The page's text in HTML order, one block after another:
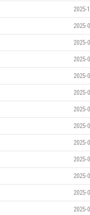
2025-
2025-
2025-
2025-
2025-
2025-
2025-
2025-
2025-
2025-
2025-
2025-
2025-